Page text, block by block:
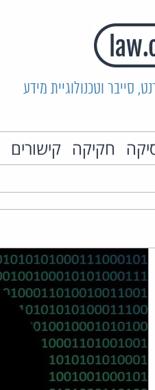
סייבר וטכנולוגיית מידע
חקיקה קישורים